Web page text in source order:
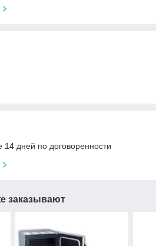
14 дней по договоренности
заказывают